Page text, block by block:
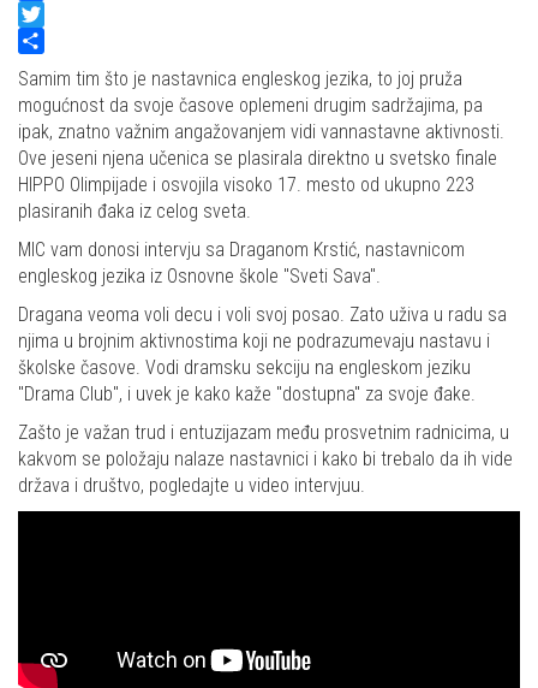
Facebook
Twitter
Share
Samim tim što je nastavnica engleskog jezika, to joj pruža
mogućnost da svoje časove oplemeni drugim sadržajima, pa
ipak, znatno važnim angažovanjem vidi vannastavne aktivnosti.
Ove jeseni njena učenica se plasirala direktno u svetsko finale
HIPPO Olimpijade i osvojila visoko 17. mesto od ukupno 223
plasiranih đaka iz celog sveta.
MIC vam donosi intervju sa Draganom Krstić, nastavnicom
engleskog jezika iz Osnovne škole "Sveti Sava".
Dragana veoma voli decu i voli svoj posao. Zato uživa u radu sa
njima u brojnim aktivnostima koji ne podrazumevaju nastavu i
školske časove. Vodi dramsku sekciju na engleskom jeziku
"Drama Club", i uvek je kako kaže "dostupna" za svoje đake.
Zašto je važan trud i entuzijazam među prosvetnim radnicima, u
kakvom se položaju nalaze nastavnici i kako bi trebalo da ih vide
država i društvo, pogledajte u video intervjuu.